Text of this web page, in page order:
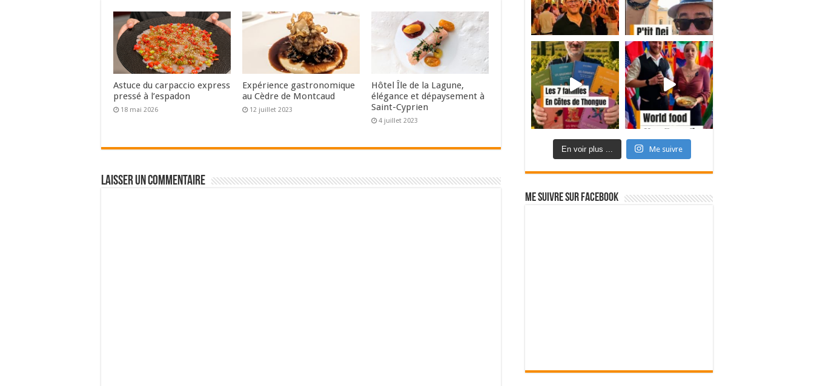
Astuce du carpaccio express
pressé à l’espadon
18 mai 2026
Expérience gastronomique
au Cèdre de Montcaud
12 juillet 2023
Hôtel Île de la Lagune,
élégance et dépaysement à
Saint-Cyprien
4 juillet 2023
Laisser un commentaire
En voir plus ... Me suivre
Me suivre sur Facebook